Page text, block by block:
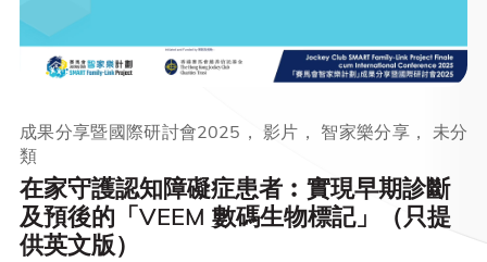
在家守護認知障礙症患者︰實現早期診斷
及預後的「VEEM 數碼生物標記」（只提
供英文版）
成果分享暨國際研討會2025， 影片， 智家樂分享， 未分
類